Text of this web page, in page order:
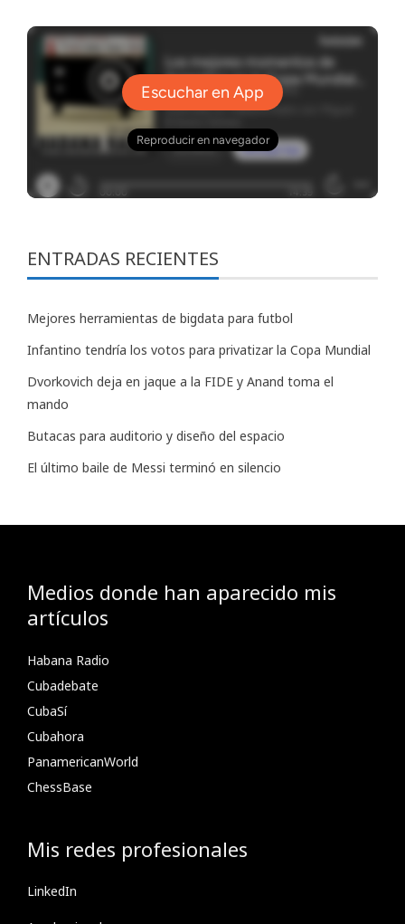
ENTRADAS RECIENTES
Mejores herramientas de bigdata para futbol
Infantino tendría los votos para privatizar la Copa Mundial
Dvorkovich deja en jaque a la FIDE y Anand toma el
mando
Butacas para auditorio y diseño del espacio
El último baile de Messi terminó en silencio
Medios donde han aparecido mis
artículos
Habana Radio
Cubadebate
CubaSí
Cubahora
PanamericanWorld
ChessBase
Mis redes profesionales
LinkedIn